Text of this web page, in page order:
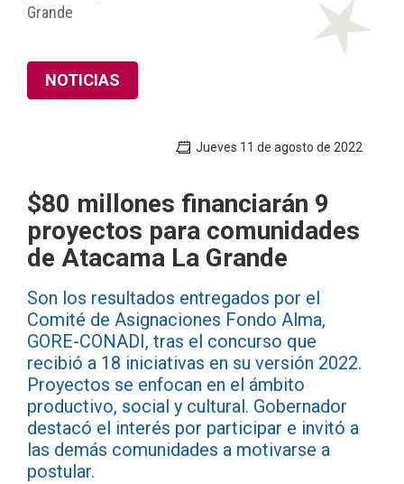
Grande
NOTICIAS
Jueves 11 de agosto de 2022
$80 millones financiarán 9
proyectos para comunidades
de Atacama La Grande
Son los resultados entregados por el
Comité de Asignaciones Fondo Alma,
GORE-CONADI, tras el concurso que
recibió a 18 iniciativas en su versión 2022.
Proyectos se enfocan en el ámbito
productivo, social y cultural. Gobernador
destacó el interés por participar e invitó a
las demás comunidades a motivarse a
postular.